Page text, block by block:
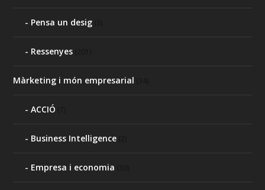
Pensa un desig
Ressenyes
Màrketing i món empresarial
ACCIÓ
Business Intelligence
Empresa i economia